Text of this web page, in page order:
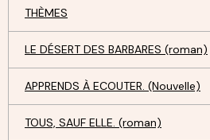
THÈMES
LE DÉSERT DES BARBARES (roman)
APPRENDS À ECOUTER. (Nouvelle)
TOUS, SAUF ELLE. (roman)